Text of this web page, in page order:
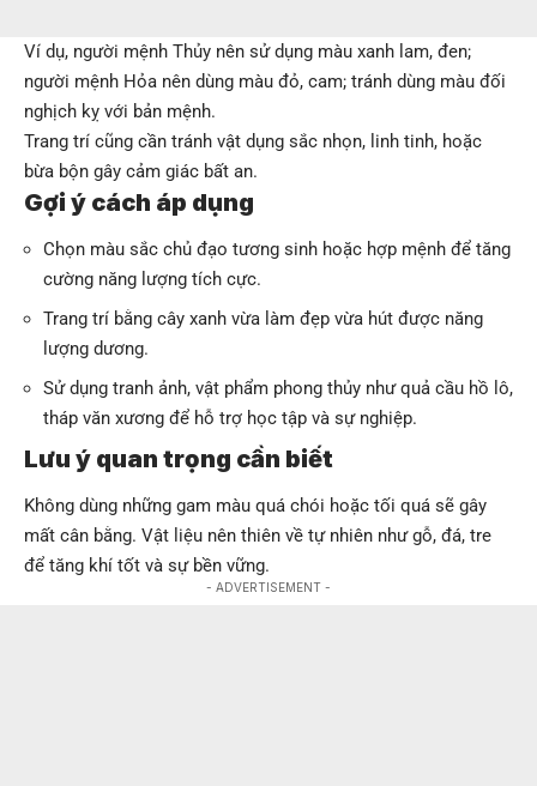
Ví dụ, người mệnh Thủy nên sử dụng màu xanh lam, đen;
người mệnh Hỏa nên dùng màu đỏ, cam; tránh dùng màu đối
nghịch kỵ với bản mệnh.
Trang trí cũng cần tránh vật dụng sắc nhọn, linh tinh, hoặc
bừa bộn gây cảm giác bất an.
Gợi ý cách áp dụng
Chọn màu sắc chủ đạo tương sinh hoặc hợp mệnh để tăng
cường năng lượng tích cực.
Trang trí bằng cây xanh vừa làm đẹp vừa hút được năng
lượng dương.
Sử dụng tranh ảnh, vật phẩm phong thủy như quả cầu hồ lô,
tháp văn xương để hỗ trợ học tập và sự nghiệp.
Lưu ý quan trọng cần biết
Không dùng những gam màu quá chói hoặc tối quá sẽ gây
mất cân bằng. Vật liệu nên thiên về tự nhiên như gỗ, đá, tre
để tăng khí tốt và sự bền vững.
- ADVERTISEMENT -